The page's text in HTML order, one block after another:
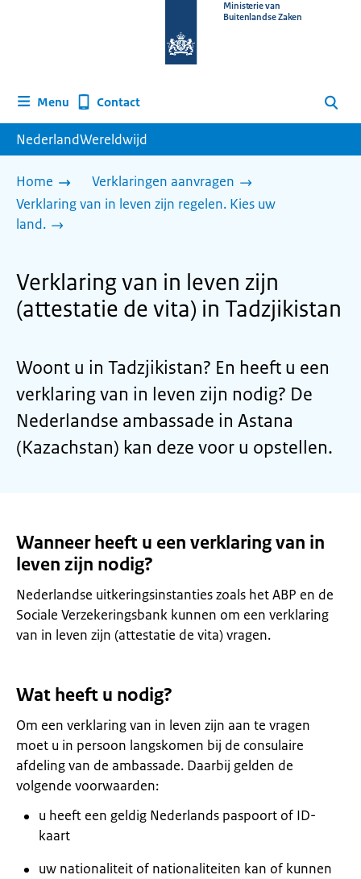
homepage
Ministerie van
Buitenlandse Zaken
Menu Contact Zoeken
NederlandWereldwijd
Home
Verklaringen aanvragen
Verklaring van in leven zijn regelen. Kies uw
land.
Verklaring van in leven zijn
(attestatie de vita) in Tadzjikistan
Woont u in Tadzjikistan? En heeft u een
verklaring van in leven zijn nodig? De
Nederlandse ambassade in Astana
(Kazachstan) kan deze voor u opstellen.
Wanneer heeft u een verklaring van in
leven zijn nodig?
Nederlandse uitkeringsinstanties zoals het ABP en de
Sociale Verzekeringsbank kunnen om een verklaring
van in leven zijn (attestatie de vita) vragen.
Wat heeft u nodig?
Om een verklaring van in leven zijn aan te vragen
moet u in persoon langskomen bij de consulaire
afdeling van de ambassade. Daarbij gelden de
volgende voorwaarden:
u heeft een geldig Nederlands paspoort of ID-
kaart
uw nationaliteit of nationaliteiten kan of kunnen